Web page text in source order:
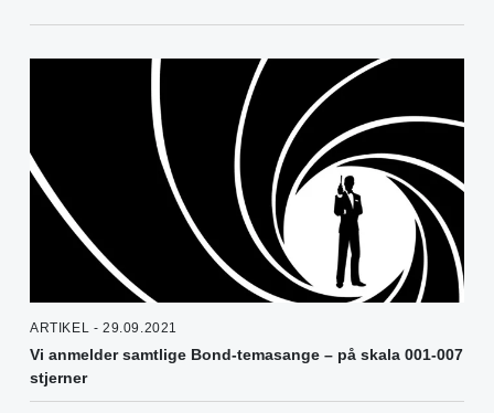
ARTIKEL - 29.09.2021
Vi anmelder samtlige Bond-temasange – på skala 001-007
stjerner